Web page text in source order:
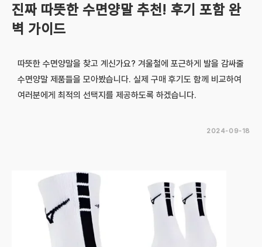
진짜 따뜻한 수면양말 추천! 후기 포함 완
벽 가이드
따뜻한 수면양말을 찾고 계신가요? 겨울철에 포근하게 발을 감싸줄
수면양말 제품들을 모아봤습니다. 실제 구매 후기도 함께 비교하여
여러분에게 최적의 선택지를 제공하도록 하겠습니다.
2024-09-18